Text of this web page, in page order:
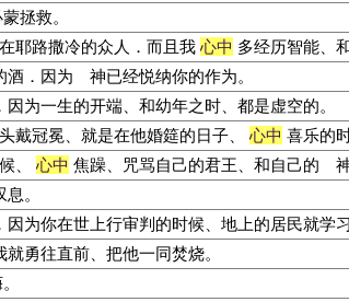
拯救。
耶路撒冷的众人．而且我 心中 多经历智能、
酒．因为 神已经悦纳你的作为。
为一生的开端、和幼年之时、都是虚空的。
戴冠冕、就是在他婚筵的日子、 心中 喜乐的
、 心中 焦躁、咒骂自己的君王、和自己的
。
为你在世上行审判的时候、地上的居民就学
勇往直前、把他一同焚烧。